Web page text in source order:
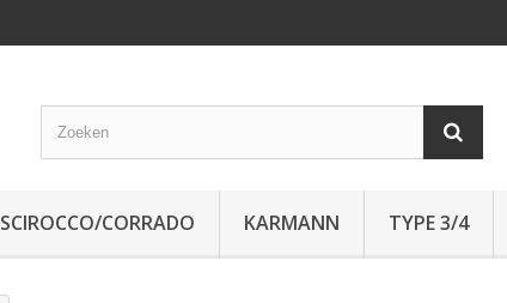
SCIROCCO/CORRADO KARMANN TYPE 3/4